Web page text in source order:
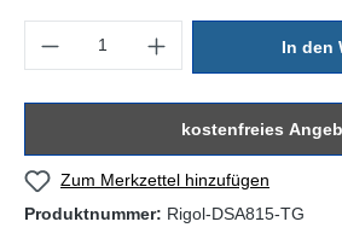
In den
kostenfreies
Zum Merkzettel hinzufügen
Produktnummer: Rigol-DSA815-TG